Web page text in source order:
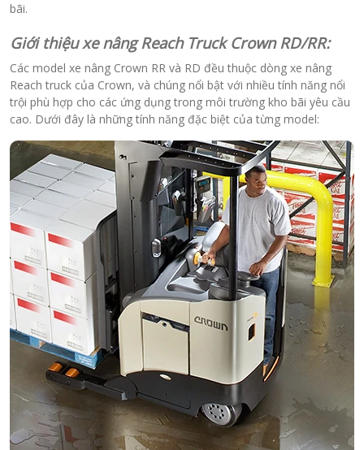
bãi.
Giới thiệu xe nâng Reach Truck Crown RD/RR:
Các model xe nâng Crown RR và RD đều thuộc dòng xe nâng
Reach truck của Crown, và chúng nổi bật với nhiều tính năng nổi
trội phù hợp cho các ứng dụng trong môi trường kho bãi yêu cầu
cao. Dưới đây là những tính năng đặc biệt của từng model: